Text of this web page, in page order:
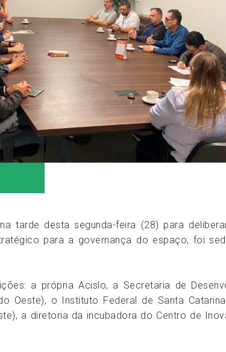
tarde desta segunda-feira (28) para
para a governança do espaço, foi
a própria Acislo, a Secretaria de
Oeste), o Instituto Federal de Santa
a diretoria da incubadora do Centro de